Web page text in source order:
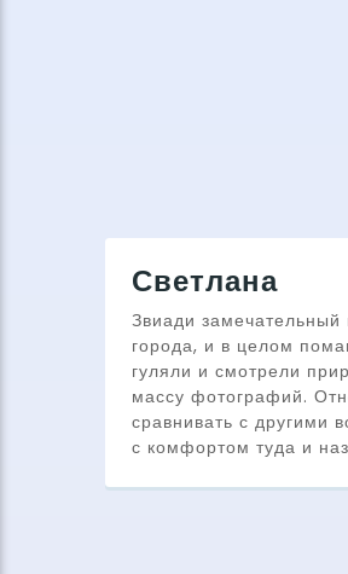
Светлана
Звиади замечательный
города, и в целом
гуляли и смотрели
массу фотографий.
сравнивать с другими
с комфортом туда и